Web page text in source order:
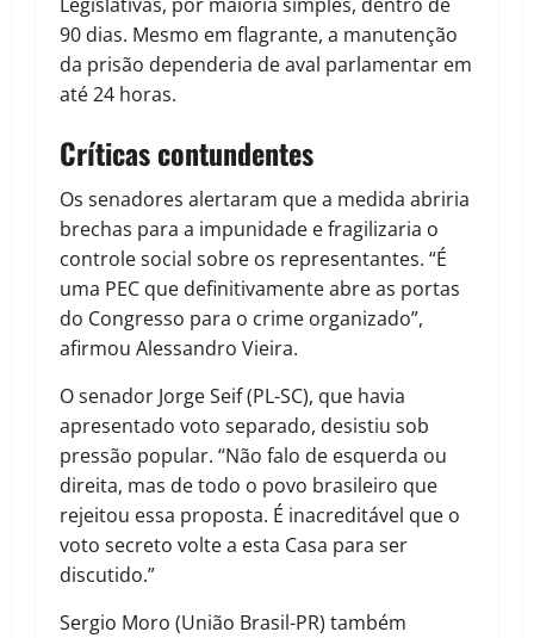
90 dias. Mesmo em flagrante, a manutenção
da prisão dependeria de aval parlamentar em
até 24 horas.
Críticas contundentes
Os senadores alertaram que a medida abriria
brechas para a impunidade e fragilizaria o
controle social sobre os representantes. “É
uma PEC que definitivamente abre as portas
do Congresso para o crime organizado”,
afirmou Alessandro Vieira.
O senador Jorge Seif (PL-SC), que havia
apresentado voto separado, desistiu sob
pressão popular. “Não falo de esquerda ou
direita, mas de todo o povo brasileiro que
rejeitou essa proposta. É inacreditável que o
voto secreto volte a esta Casa para ser
discutido.”
Sergio Moro (União Brasil-PR) também